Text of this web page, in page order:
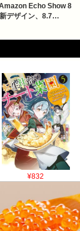
Echo Show 8
デザイン、8.7…
¥832